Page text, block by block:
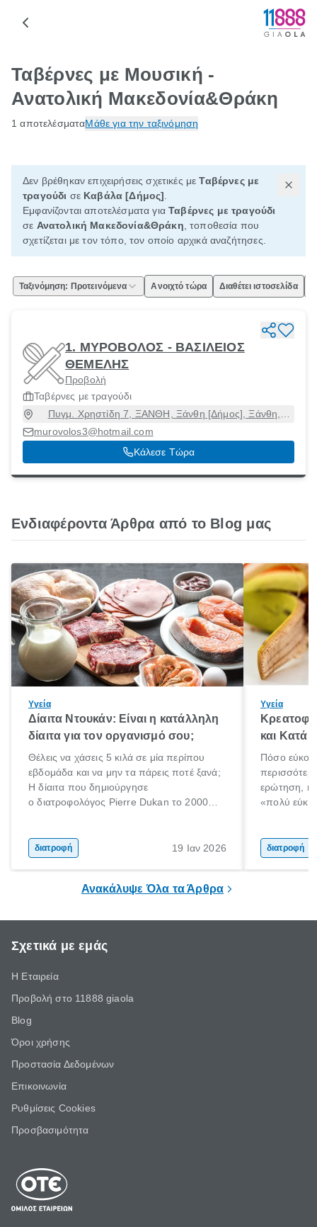
Ταβέρνες με Μουσική -
Ανατολική Μακεδονία&Θράκη
1 αποτελέσματαΜάθε για την ταξινόμηση
Δεν βρέθηκαν επιχειρήσεις σχετικές μεΤαβέρνες με
τραγούδι σε Καβάλα [Δήμος]
Εμφανίζονται αποτελέσματα γιαΤαβέρνες με τραγούδι
σε Ανατολική Μακεδονία&Θράκη , τοποθεσία που
σχετίζεται με τον τόπο, τον οποίο αρχικά αναζήτησες.
Ταξινόμηση: Προτεινόμενα Ανοιχτό τώρα Διαθέτει ιστοσελίδα
1. ΜΥΡΟΒΟΛΟΣ - ΒΑΣΙΛΕΙΟΣ
ΘΕΜΕΛΗΣ
Προβολή
Ταβέρνες με τραγούδι
Πυγμ. Χρηστίδη 7, ΞΑΝΘΗ, Ξάνθη [Δήμος], Ξάνθη,
67100
murovolos3@hotmail.com
Κάλεσε Τώρα
Ενδιαφέροντα Άρθρα από το Blog μας
Υγεία
Δίαιτα Ντουκάν: Είναι η κατάλληλη
δίαιτα για τον οργανισμό σου;
Θέλεις να χάσεις 5 κιλά σε μία περίπου
εβδομάδα και να μην τα πάρεις ποτέ ξανά;
Η δίαιτα που δημιούργησε
ο διατροφολόγος Pierre Dukan το 2000
δημητριακά ολικής άλεσης, άφθονο νερό,
και ένας ημερήσιος περίπατος 20 λεπτών
διατροφή 19 Ιαν 2026
Υγεία
και Κατά
Πόσο
ερώτηση, η
«πολύ
ακόμα
γιατί θα
διατροφή
Ανακάλυψε Όλα τα Άρθρα
Σχετικά με εμάς
Η Εταιρεία
Προβολή στο 11888 giaola
Blog
Όροι χρήσης
Προστασία Δεδομένων
Επικοινωνία
Ρυθμίσεις Cookies
Προσβασιμότητα